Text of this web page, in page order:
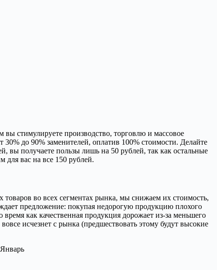
стимулируете производство, торговлю и массовое
до 90% заменителей, оплатив 100% стоимости. Делайте
вы получаете пользы лишь на 50 рублей, так как остальные
для вас на все 150 рублей.
товаров во всех сегментах рынка, мы снижаем их стоимость,
предложение: покупая недорогую продукцию плохого
как качественная продукция дорожает из-за меньшего
исчезнет с рынка (предшествовать этому будут высокие